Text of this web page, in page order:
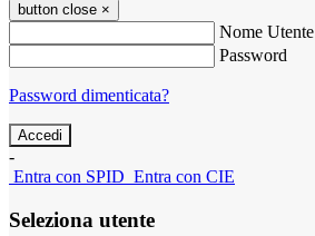
button close ×
Nome Utente
Password
Password dimenticata?
-
Entra con SPID Entra con CIE
Seleziona utente